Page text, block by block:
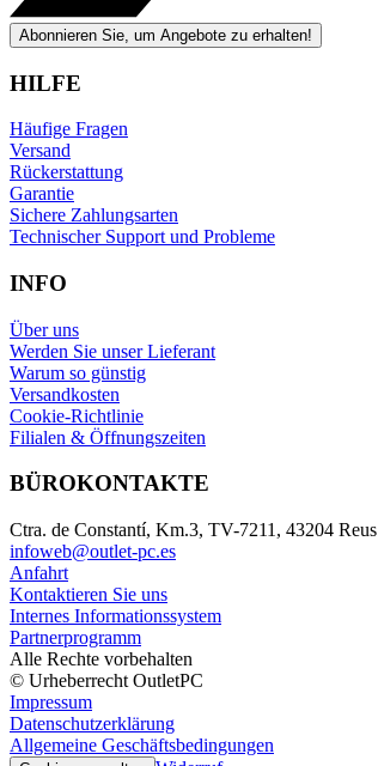
Abonnieren Sie, um Angebote zu erhalten!
HILFE
Häufige Fragen
Versand
Rückerstattung
Garantie
Sichere Zahlungsarten
Technischer Support und Probleme
INFO
Über uns
Werden Sie unser Lieferant
Warum so günstig
Versandkosten
Cookie-Richtlinie
Filialen & Öffnungszeiten
BÜROKONTAKTE
Ctra. de Constantí, Km.3, TV-7211, 43204 Reus
infoweb@outlet-pc.es
Anfahrt
Kontaktieren Sie uns
Internes Informationssystem
Partnerprogramm
Alle Rechte vorbehalten
© Urheberrecht OutletPC
Impressum
Datenschutzerklärung
Allgemeine Geschäftsbedingungen